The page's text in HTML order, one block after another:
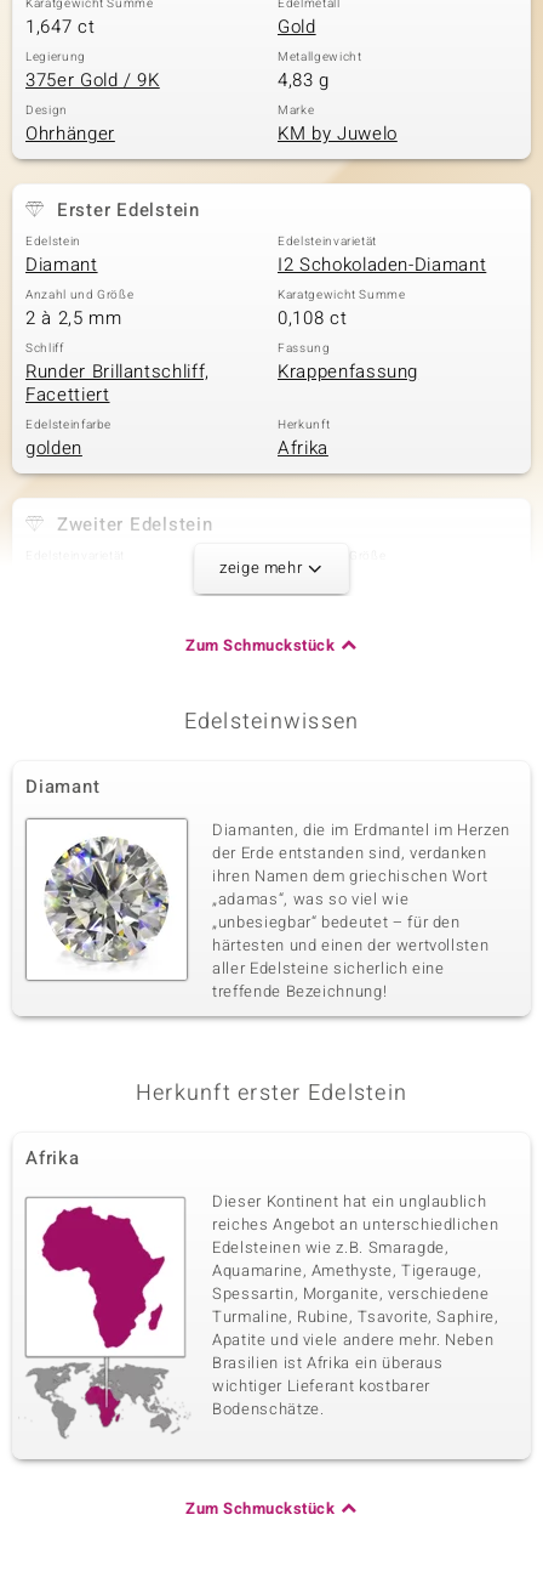
Classics
Karatgewicht Summe
1,647 ct
Edelmetall
Gold
Legierung
375er Gold / 9K
Metallgewicht
4,83 g
Design
Ohrhänger
Marke
KM by Juwelo
Erster Edelstein
Edelstein
Diamant
Edelsteinvarietät
I2 Schokoladen-Diamant
Anzahl und Größe
2 à 2,5 mm
Karatgewicht Summe
0,108 ct
Schliff
Runder Brillantschliff,
Facettiert
Fassung
Krappenfassung
Edelsteinfarbe
golden
Herkunft
Afrika
Zweiter Edelstein
I2 Schokoladen-Diamant 2 à 2,3 mm
Runder Brillantschliff
Edelsteinvarietät
I2 Schokoladen-Diamant 22 à 2 mm
Karatgewicht Summe
0,594 ct
Schliff
Runder Brillantschliff
Fassung
Krappenfassung
Herkunft
Afrika
Karatgewicht Summe Schliff
Runder Brillantschliff
Krappenfassung
Fünfter Edelstein
Edelsteinvarietät
I2 Schokoladen-Diamant
Anzahl und Größe
10 à 1,5 mm
Karatgewicht Summe Schliff
Runder Brillantschliff
Fassung
Krappenfassung
Herkunft
Afrika
Anzahl und Größe
zeige mehr
Zum Schmuckstück
Edelsteinwissen
Diamant
Diamanten, die im Erdmantel im Herzen
der Erde entstanden sind, verdanken
ihren Namen dem griechischen Wort
„adamas“, was so viel wie
„unbesiegbar“ bedeutet – für den
härtesten und einen der wertvollsten
aller Edelsteine sicherlich eine
treffende Bezeichnung!
Herkunft erster Edelstein
Afrika
Dieser Kontinent hat ein unglaublich
reiches Angebot an unterschiedlichen
Edelsteinen wie z.B. Smaragde,
Aquamarine, Amethyste, Tigerauge,
Spessartin, Morganite, verschiedene
Turmaline, Rubine, Tsavorite, Saphire,
Apatite und viele andere mehr. Neben
Brasilien ist Afrika ein überaus
wichtiger Lieferant kostbarer
Bodenschätze.
Zum Schmuckstück